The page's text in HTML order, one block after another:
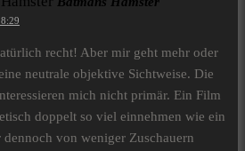
recht! Aber mir geht mehr oder
neutrale objektive Sichtweise. Die
mich nicht primär. Ein Film
doppelt so viel einnehmen wie ein
dennoch von weniger Zuschauern